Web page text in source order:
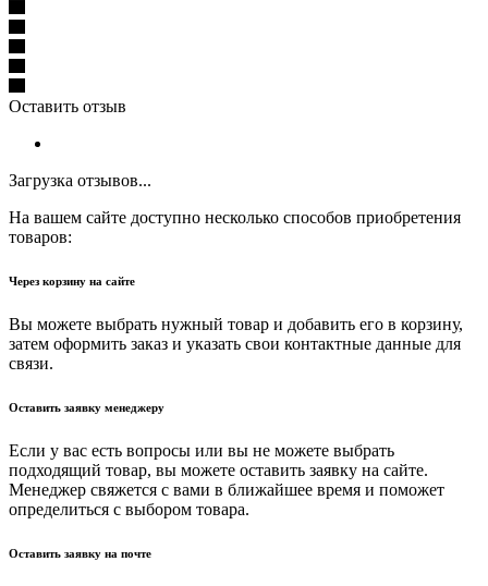
Оставить отзыв
Загрузка отзывов...
На вашем сайте доступно несколько способов приобретения
товаров:
Через корзину на сайте
Вы можете выбрать нужный товар и добавить его в корзину,
затем оформить заказ и указать свои контактные данные для
связи.
Оставить заявку менеджеру
Если у вас есть вопросы или вы не можете выбрать
подходящий товар, вы можете оставить заявку на сайте.
Менеджер свяжется с вами в ближайшее время и поможет
определиться с выбором товара.
Оставить заявку на почте